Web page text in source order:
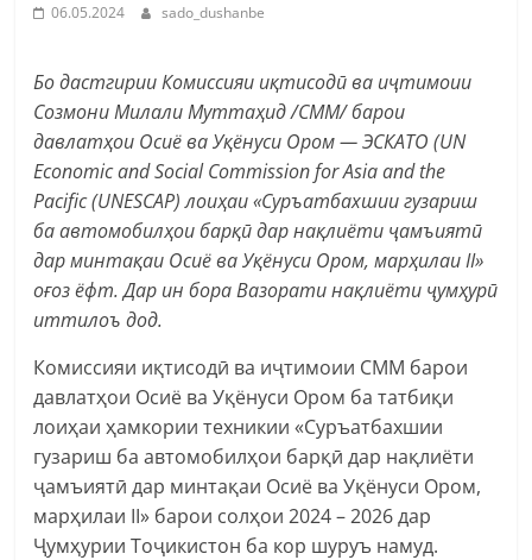
06.05.2024 sado_dushanbe
Бо дастгирии Комиссияи иқтисодӣ ва иҷтимоии
Созмони Милали Муттаҳид /СММ/ барои
давлатҳои Осиё ва Уқёнуси Ором — ЭСКАТО (UN
Economic and Social Commission for Asia and the
Pacific (UNESCAP) лоиҳаи «Суръатбахшии гузариш
ба автомобилҳои барқӣ дар нақлиёти ҷамъиятӣ
дар минтақаи Осиё ва Уқёнуси Ором, марҳилаи II»
оғоз ёфт. Дар ин бора Вазорати нақлиёти ҷумҳурӣ
иттилоъ дод.
Комиссияи иқтисодӣ ва иҷтимоии СММ барои
давлатҳои Осиё ва Уқёнуси Ором ба татбиқи
лоиҳаи ҳамкории техникии «Суръатбахшии
гузариш ба автомобилҳои барқӣ дар нақлиёти
ҷамъиятӣ дар минтақаи Осиё ва Уқёнуси Ором,
марҳилаи II» барои солҳои 2024 – 2026 дар
Ҷумҳурии Тоҷикистон ба кор шуруъ намуд.